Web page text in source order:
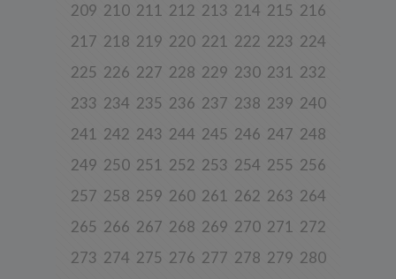
209 210 211 212 213 214 215 216
217 218 219 220 221 222 223 224
225 226 227 228 229 230 231 232
233 234 235 236 237 238 239 240
241 242 243 244 245 246 247 248
249 250 251 252 253 254 255 256
257 258 259 260 261 262 263 264
265 266 267 268 269 270 271 272
273 274 275 276 277 278 279 280
korzystania z naszych usług (wraz ze zautomatyzowaną analizą
założenia konta lub korzystania z usługi newslettera, tj. imię,
nazwisko, adres e-mail.
4. Cel i podstawa przetwarzania danych
Twoje dane będą przetwarzane do celu:
a) realizacji usługi w oparciu o regulamin korzystania z serwisu, jeśli
użytkownik zarejestruje swoje konto lub skorzysta z usługi
także wykrywania nadużyć oraz pomiarów statystycznych i
uzasadnionego interesu (podstawa z art. 6 ust. 1 lit. f RODO),